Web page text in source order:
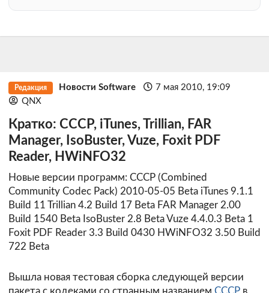
Редакция Новости Software
7 мая 2010, 19:09
QNX
Кратко: CCCP, iTunes, Trillian, FAR
Manager, IsoBuster, Vuze, Foxit PDF
Reader, HWiNFO32
Новые версии программ: CCCP (Combined
Community Codec Pack) 2010-05-05 Beta iTunes 9.1.1
Build 11 Trillian 4.2 Build 17 Beta FAR Manager 2.00
Build 1540 Beta IsoBuster 2.8 Beta Vuze 4.4.0.3 Beta 1
Foxit PDF Reader 3.3 Build 0430 HWiNFO32 3.50 Build
722 Beta
Вышла новая тестовая сборка следующей версии
пакета с кодеками со странным названием CCCP в